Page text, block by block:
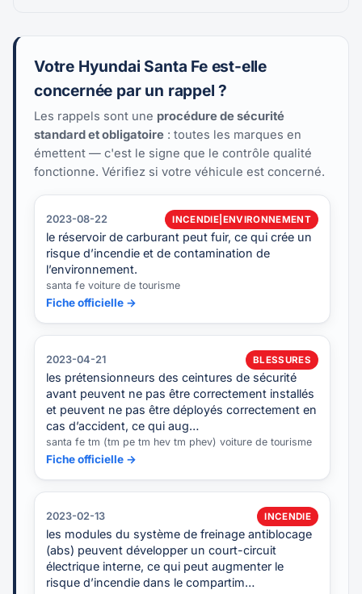
Votre Hyundai Santa Fe est-elle
concernée par un rappel ?
Les rappels sont une procédure de sécurité
standard et obligatoire : toutes les marques en
émettent — c'est le signe que le contrôle qualité
fonctionne. Vérifiez si votre véhicule est concerné.
2023-08-22 INCENDIE|ENVIRONNEMENT
le réservoir de carburant peut fuir, ce qui crée un
risque d’incendie et de contamination de
l’environnement.
santa fe voiture de tourisme
Fiche officielle →
2023-04-21 BLESSURES
les prétensionneurs des ceintures de sécurité
avant peuvent ne pas être correctement installés
et peuvent ne pas être déployés correctement en
cas d’accident, ce qui aug…
santa fe tm (tm pe tm hev tm phev) voiture de tourisme
Fiche officielle →
2023-02-13 INCENDIE
les modules du système de freinage antiblocage
(abs) peuvent développer un court-circuit
électrique interne, ce qui peut augmenter le
risque d’incendie dans le compartim…